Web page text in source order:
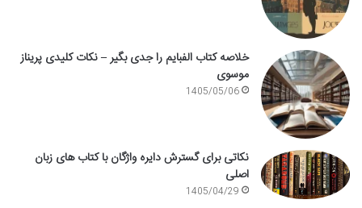
خلاصه کتاب الفبایم را جدی بگیر – نکات کلیدی پریناز
موسوی
1405/05/06
نکاتی برای گسترش دایره واژگان با کتاب های زبان
اصلی
1405/04/29